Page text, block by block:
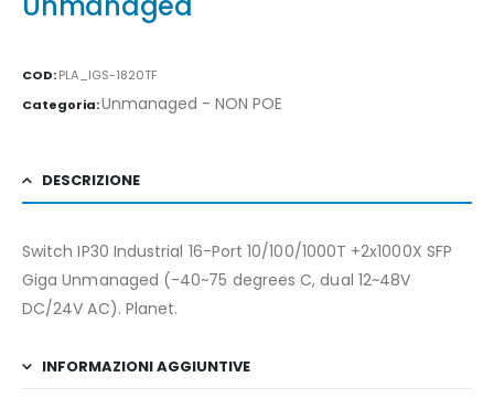
COD:PLA_IGS-1820TF
Categoria:Unmanaged - NON POE
DESCRIZIONE
Switch IP30 Industrial 16-Port 10/100/1000T +2x1000X SFP
Giga Unmanaged (-40~75 degrees C, dual 12~48V
DC/24V AC). Planet.
INFORMAZIONI AGGIUNTIVE